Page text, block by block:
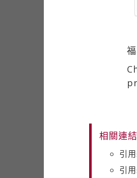
相關連
引
引